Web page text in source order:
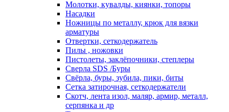
Молотки, кувалды, киянки, топоры
Насадки
Ножницы по металлу, крюк для вязки
арматуры
Отвертки, сеткодержатель
Пилы , ножовки
Пистолеты, заклёпочники, степлеры
Сверла SDS /Буры
Свёрла, буры, зубила, пики, биты
Сетка затирочная, сеткодержатели
Скотч, лента изол, маляр, армир, металл,
серпянка и др